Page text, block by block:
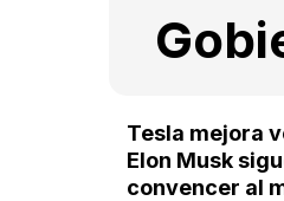
Tesla mejora
Elon Musk
convencer al